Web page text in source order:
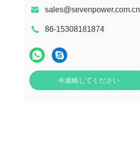
sales@sevenpower.com.cn
86-15308181874
今連絡してください